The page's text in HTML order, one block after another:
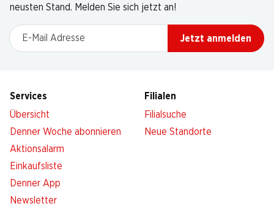
neusten Stand. Melden Sie sich jetzt an!
E-Mail Adresse
Jetzt anmelden
Services
Übersicht
Denner Woche abonnieren
Aktionsalarm
Einkaufsliste
Denner App
Newsletter
Filialen
Filialsuche
Neue Standorte